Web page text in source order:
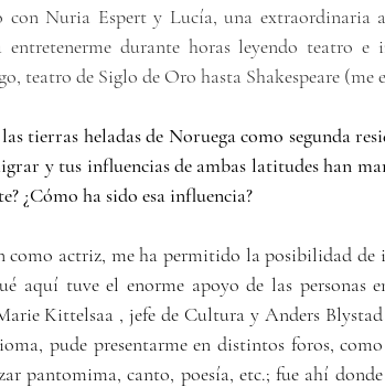
con Nuria Espert y Lucía, una extraordinaria
entretenerme durante horas leyendo teatro e
teatro de Siglo de Oro hasta Shakespeare (me
tierras heladas de Noruega como segunda
y tus influencias de ambas latitudes han
¿Cómo ha sido esa influencia?
aquí tuve el enorme apoyo de las personas
Kittelsaa , jefe de Cultura y Anders
pude presentarme en distintos foros,
pantomima, canto, poesía, etc.; fue ahí